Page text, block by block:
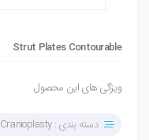
Strut Plates Contourable
ویژگی های این محصول
دسته بندی :Cranioplasty